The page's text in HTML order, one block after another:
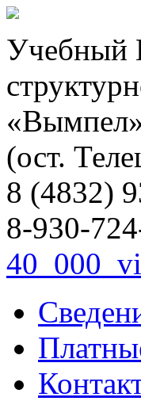
Учебный
(ост.
8 (4832)
8-930-